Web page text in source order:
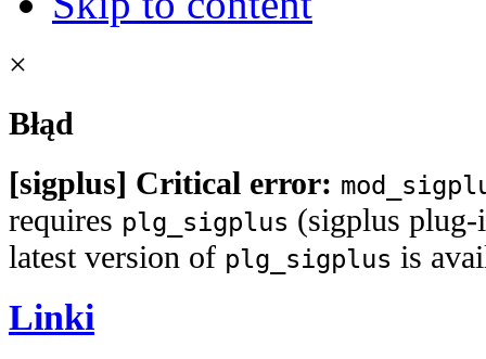
×
Błąd
[sigplus] Critical error:
requires plg_sigplus (sigplus
latest version of plg_sigplus is
Linki